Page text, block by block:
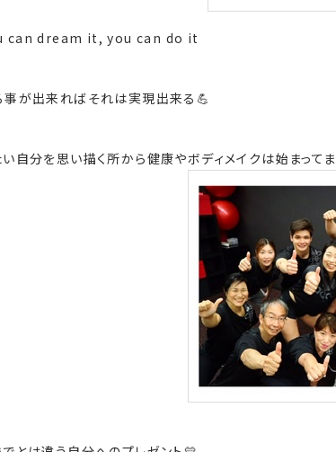
can dream it, you can do it
事が出来ればそれは実現出来る 💪
自分を思い描く所から健康やボディメイクは始まって